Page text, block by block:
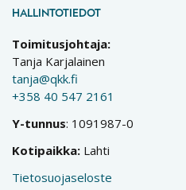
HALLINTOTIEDOT
Toimitusjohtaja:
Tanja Karjalainen
tanja@qkk.fi
+358 40 547 2161
Y-tunnus: 1091987-0
Kotipaikka: Lahti
Tietosuojaseloste